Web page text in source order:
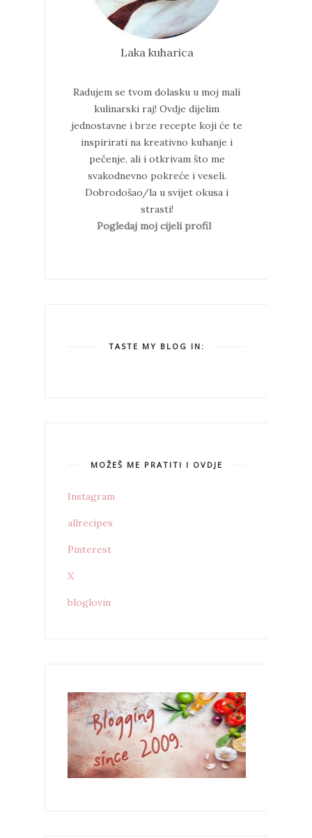
Laka kuharica
Radujem se tvom dolasku u moj mali
kulinarski raj! Ovdje dijelim
jednostavne i brze recepte koji će te
inspirirati na kreativno kuhanje i
pečenje, ali i otkrivam što me
svakodnevno pokreće i veseli.
Dobrodošao/la u svijet okusa i
strasti!
Pogledaj moj cijeli profil
TASTE MY BLOG IN:
MOŽEŠ ME PRATITI I OVDJE
Instagram
allrecipes
Pinterest
X
bloglovin